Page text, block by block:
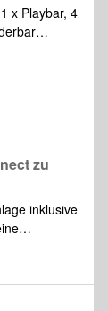
x Playbar, 4
da ich die
alle Geräte
Strom für
mehr in der
nur so
meinem
Playbar
zu
inklusive
so